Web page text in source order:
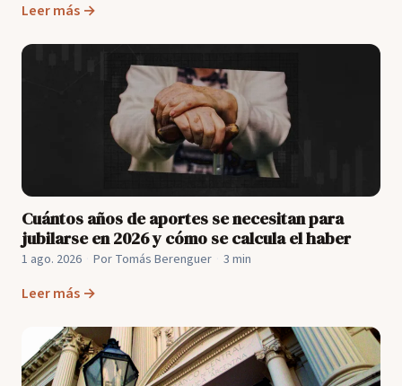
Leer más →
Cuántos años de aportes se necesitan para
jubilarse en 2026 y cómo se calcula el haber
1 ago. 2026 Por Tomás Berenguer 3 min
Leer más →